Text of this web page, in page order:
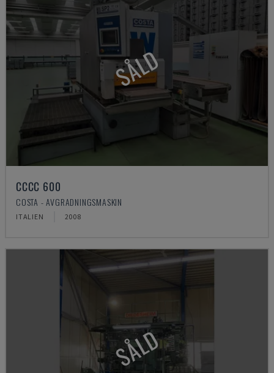
SÅLD
CCCC 600
COSTA - AVGRADNINGSMASKIN
ITALIEN 2008
SÅLD